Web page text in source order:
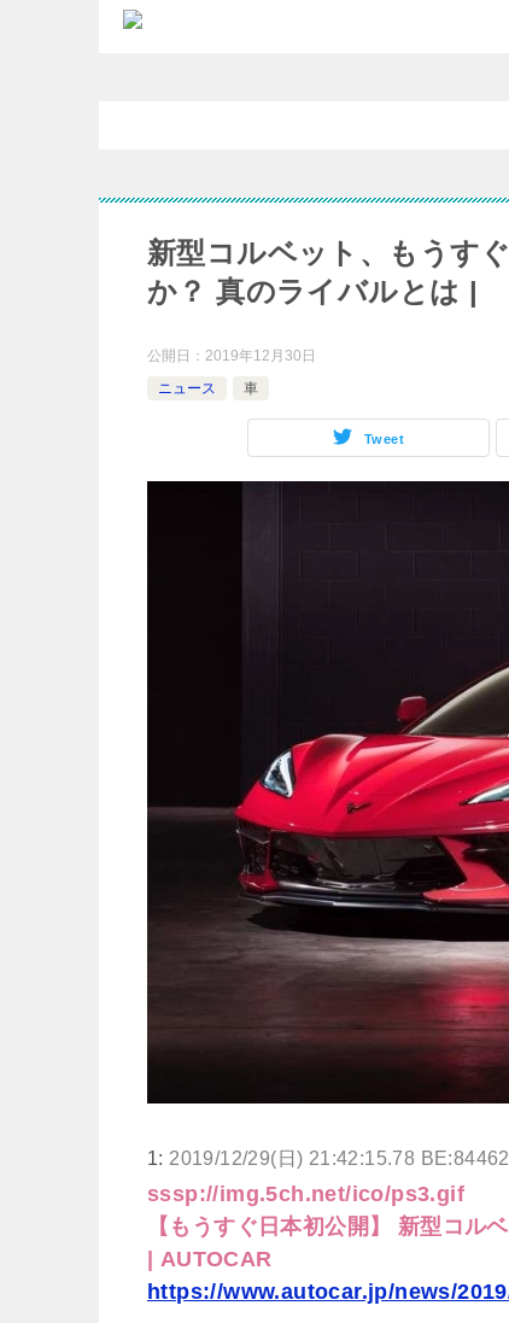
新型コルベット、もうす
か？ 真のライバルとは |
公開日： 2019年12月30日
ニュース
車
Tweet
1: 2019/12/29(日) 21:42:15.78
sssp://img.5ch.net/ico/ps3.gif
【もうすぐ日本初公開】 新型コ
| AUTOCAR
https://www.autocar.jp/news/